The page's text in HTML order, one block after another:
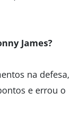
James?
na defesa,
e errou o